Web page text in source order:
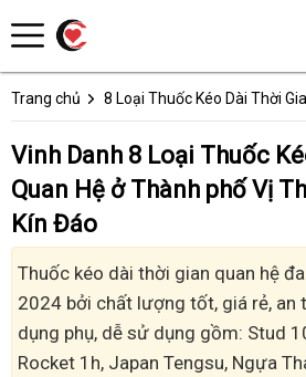
Trang chủ 8 Loại Thuốc Kéo Dài Thời
Vinh Danh 8 Loại Thuốc
Quan Hệ ở Thành phố Vị
Kín Đáo
Thuốc kéo dài thời gian quan hệ
2024 bởi chất lượng tốt, giá rẻ, an
dụng phụ, dễ sử dụng gồm: Stud
Rocket 1h, Japan Tengsu, Ngựa